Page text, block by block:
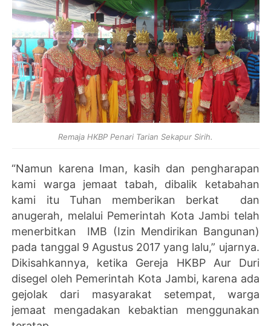
Remaja HKBP Penari Tarian Sekapur Sirih.
“Namun karena Iman, kasih dan pengharapan
kami warga jemaat tabah, dibalik ketabahan
kami itu Tuhan memberikan berkat dan
anugerah, melalui Pemerintah Kota Jambi telah
menerbitkan IMB (Izin Mendirikan Bangunan)
pada tanggal 9 Agustus 2017 yang lalu,” ujarnya.
Dikisahkannya, ketika Gereja HKBP Aur Duri
disegel oleh Pemerintah Kota Jambi, karena ada
gejolak dari masyarakat setempat, warga
jemaat mengadakan kebaktian menggunakan